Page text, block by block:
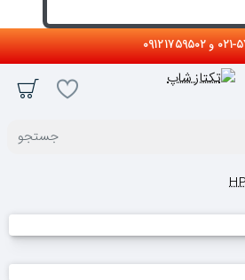
جستجو